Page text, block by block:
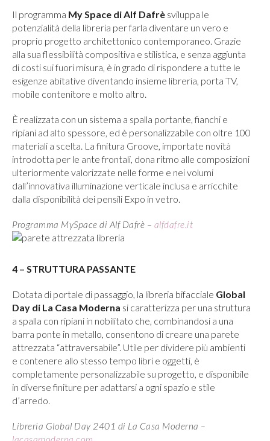
Il programma My Space di Alf Dafrè sviluppa le
potenzialità della libreria per farla diventare un vero e
proprio progetto architettonico contemporaneo. Grazie
alla sua flessibilità compositiva e stilistica, e senza aggiunta
di costi sui fuori misura, è in grado di rispondere a tutte le
esigenze abitative diventando insieme libreria, porta TV,
mobile contenitore e molto altro.
È realizzata con un sistema a spalla portante, fianchi e
ripiani ad alto spessore, ed è personalizzabile con oltre 100
materiali a scelta. La finitura Groove, importate novità
introdotta per le ante frontali, dona ritmo alle composizioni
ulteriormente valorizzate nelle forme e nei volumi
dall’innovativa illuminazione verticale inclusa e arricchite
dalla disponibilità dei pensili Expo in vetro.
Programma MySpace di Alf Dafrè – alfdafre.it
4 – STRUTTURA PASSANTE
Dotata di portale di passaggio, la libreria bifacciale Global
Day di La Casa Moderna si caratterizza per una struttura
a spalla con ripiani in nobilitato che, combinandosi a una
barra ponte in metallo, consentono di creare una parete
attrezzata “attraversabile”. Utile per dividere più ambienti
e contenere allo stesso tempo libri e oggetti, è
completamente personalizzabile su progetto, e disponibile
in diverse finiture per adattarsi a ogni spazio e stile
d’arredo.
Libreria Global Day 2401 di La Casa Moderna –